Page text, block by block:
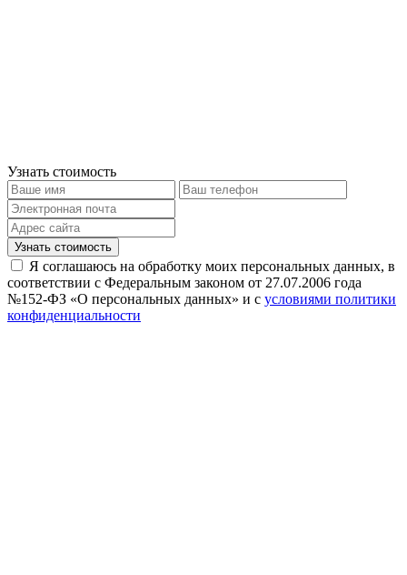
Узнать стоимость
Узнать стоимость
Я соглашаюсь на обработку моих персональных данных, в
соответствии с Федеральным законом от 27.07.2006 года
№152-ФЗ «О персональных данных» и с условиями политики
конфиденциальности